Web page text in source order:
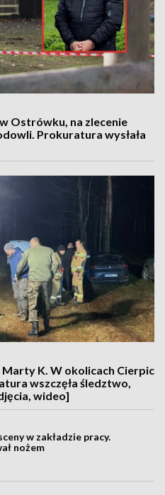
Ostrówku, na zlecenie
Prokuratura wysłała
K. W okolicach Cierpic
wszczęła śledztwo,
wideo]
w zakładzie pracy.
nożem